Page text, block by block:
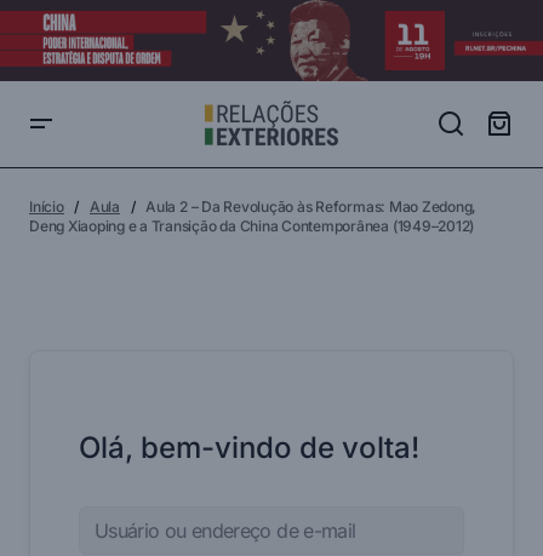
Início Aula
Aula 2 – Da Revolução às Reformas: Mao Zedong,
Deng Xiaoping e a Transição da China Contemporânea (1949–2012)
Olá, bem-vindo de volta!